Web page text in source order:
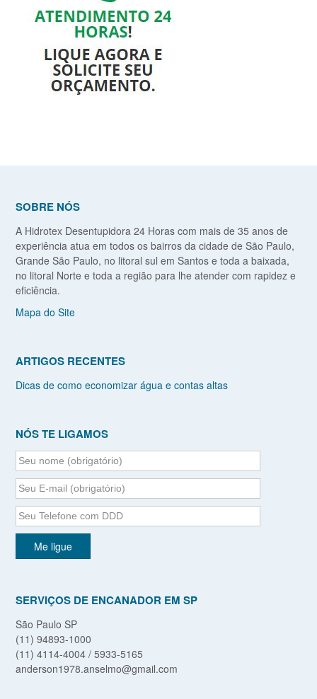
SOBRE NÓS
A Hidrotex Desentupidora 24 Horas com mais de 35 anos de
experiência atua em todos os bairros da cidade de São Paulo,
Grande São Paulo, no litoral sul em Santos e toda a baixada,
no litoral Norte e toda a região para lhe atender com rapidez e
eficiência.
Mapa do Site
ARTIGOS RECENTES
Dicas de como economizar água e contas altas
NÓS TE LIGAMOS
SERVIÇOS DE ENCANADOR EM SP
São Paulo SP
(11) 94893-1000
(11) 4114-4004 / 5933-5165
anderson1978.anselmo@gmail.com